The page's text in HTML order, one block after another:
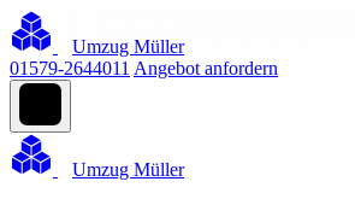
Umzug Müller
01579-2644011 Angebot anfordern
Umzug Müller